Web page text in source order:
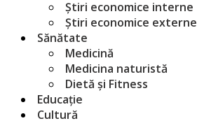
Știri economice interne
Știri economice externe
Sănătate
Medicină
Medicina naturistă
Dietă și Fitness
Educație
Cultură